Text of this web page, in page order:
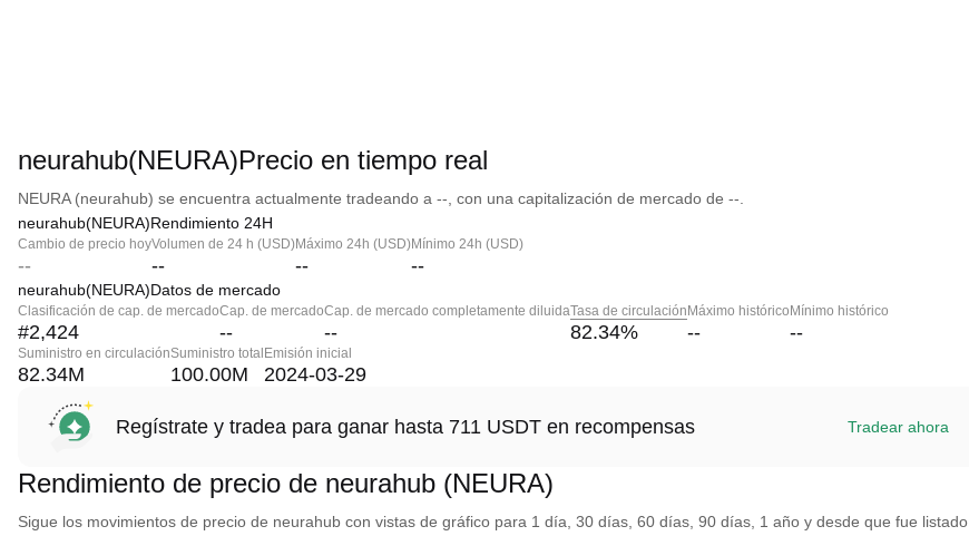
neurahub(NEURA)Precio en tiempo real
NEURA (neurahub) se encuentra actualmente tradeando a --, con una capitalización de mercado de --.
neurahub(NEURA)Rendimiento 24H
Cambio de precio hoy
--
Volumen de 24 h (USD)
--
Máximo 24h (USD)
--
Mínimo 24h (USD)
--
neurahub(NEURA)Datos de mercado
Clasificación de cap. de mercado
#2,424
Cap. de mercado
--
Cap. de mercado completamente diluida
--
Tasa de circulación
82.34%
Máximo histórico
--
Mínimo histórico
--
Suministro en circulación
82.34M
Suministro total
100.00M
Emisión inicial
2024-03-29
Regístrate y tradea para ganar hasta 711 USDT en recompensas Tradear ahora
Rendimiento de precio de neurahub (NEURA)
Sigue los movimientos de precio de neurahub con vistas de gráfico para 1 día, 30 días, 60 días, 90 días, 1 año y desde que fue listado